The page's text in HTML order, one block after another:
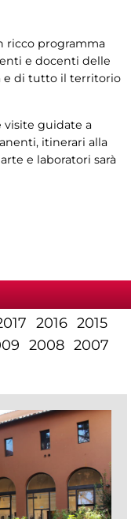
ricco programma
e docenti delle
e di tutto il territorio
visite guidate a
itinerari alla
e laboratori sarà
2016 2015
2008 2007